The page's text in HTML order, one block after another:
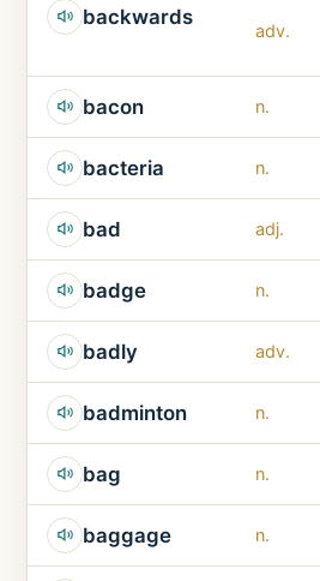
backwards
adv.
bacon n.
bacteria n.
bad adj.
badge n.
badly adv.
badminton n.
bag n.
baggage n.